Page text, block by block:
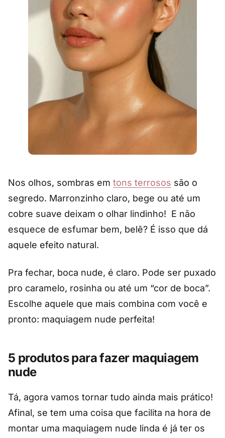
Nos olhos, sombras em tons terrosos são o
segredo. Marronzinho claro, bege ou até um
cobre suave deixam o olhar lindinho! E não
esquece de esfumar bem, belê? É isso que dá
aquele efeito natural.
Pra fechar, boca nude, é claro. Pode ser puxado
pro caramelo, rosinha ou até um “cor de boca”.
Escolhe aquele que mais combina com você e
pronto: maquiagem nude perfeita!
5 produtos para fazer maquiagem
nude
Tá, agora vamos tornar tudo ainda mais prático!
Afinal, se tem uma coisa que facilita na hora de
montar uma maquiagem nude linda é já ter os